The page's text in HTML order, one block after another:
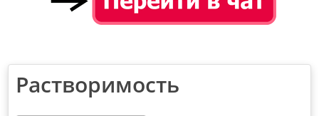
Растворимость